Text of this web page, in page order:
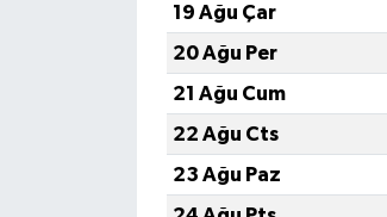
19 Ağu Çar
20 Ağu Per
21 Ağu Cum
22 Ağu Cts
23 Ağu Paz